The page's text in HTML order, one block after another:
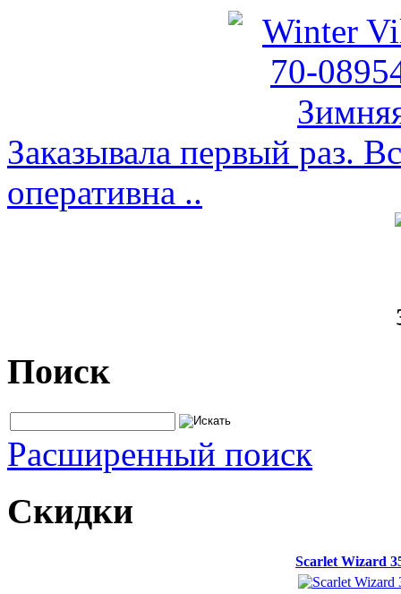
Заказывала первый раз.
оперативна ..
Поиск
Расширенный поиск
Скидки
Scarlet Wizard